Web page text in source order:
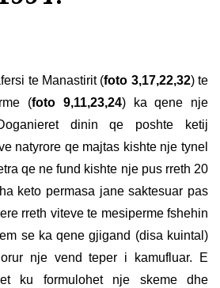
te Manastirit (foto 3,17,22,32) te
(foto 9,11,23,24) ka qene nje
dinin qe poshte ketij
natyrore qe majtas kishte nje tynel
qe ne fund kishte nje pus rreth 20
keto permasa jane saktesuar pas
rreth viteve te mesiperme fshehin
se ka qene gjigand (disa kuintal)
nje vend teper i kamufluar. E
ku formulohet nje skeme dhe